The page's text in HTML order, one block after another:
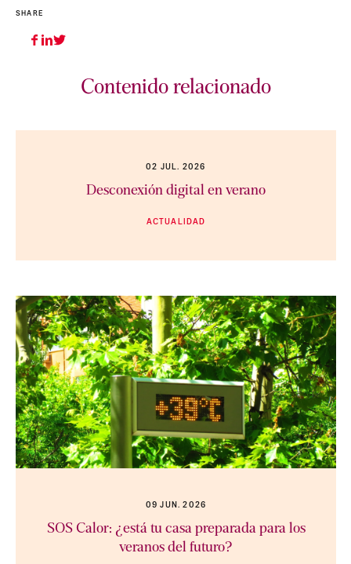
SHARE
Contenido relacionado
02 JUL. 2026
Desconexión digital en verano
ACTUALIDAD
09 JUN. 2026
SOS Calor: ¿está tu casa preparada para los
veranos del futuro?